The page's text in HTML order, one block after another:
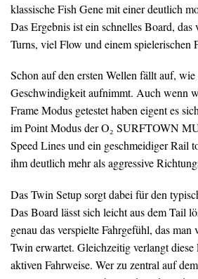
klassische Fish Gene mit einer deutlich
Das Ergebnis ist ein schnelles Board,
Turns, viel Flow und einem spielerischen
Schon auf den ersten Wellen fällt auf, wie
Geschwindigkeit aufnimmt. Auch wenn
Frame Modus getestet haben eigent es
im Point Modus der O₂ SURFTOWN
Speed Lines und ein geschmeidiger Rail
ihm deutlich mehr als aggressive
Das Twin Setup sorgt dabei für den
Das Board lässt sich leicht aus dem Tail
genau das verspielte Fahrgefühl, das man
Twin erwartet. Gleichzeitig verlangt diese
aktiven Fahrweise. Wer zu zentral auf